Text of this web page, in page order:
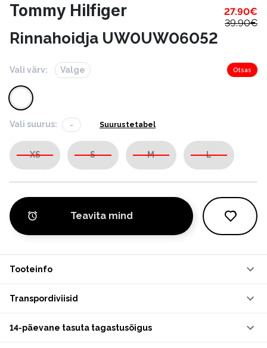
Tommy Hilfiger 27.90€
39.90€
Rinnahoidja UW0UW06052
Vali värv: Valge Otsas
Vali suurus: - Suurustetabel
XS S M L
Teavita mind
Tooteinfo
Transpordiviisid
14-päevane tasuta tagastusõigus